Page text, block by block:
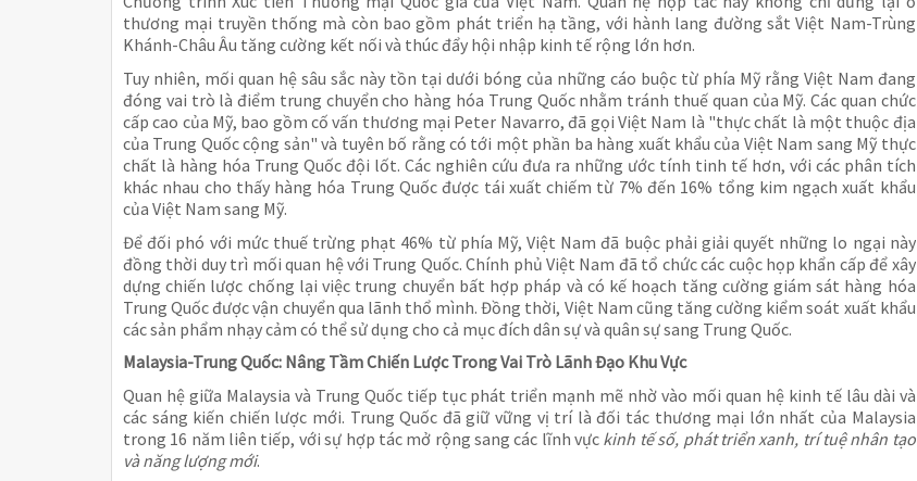
thương mại truyền thống mà còn bao gồm phát triển hạ tầng, với hành lang đường sắt Việt Nam-Trùng
Khánh-Châu Âu tăng cường kết nối và thúc đẩy hội nhập kinh tế rộng lớn hơn.
Tuy nhiên, mối quan hệ sâu sắc này tồn tại dưới bóng của những cáo buộc từ phía Mỹ rằng Việt Nam đang
đóng vai trò là điểm trung chuyển cho hàng hóa Trung Quốc nhằm tránh thuế quan của Mỹ. Các quan chức
cấp cao của Mỹ, bao gồm cố vấn thương mại Peter Navarro, đã gọi Việt Nam là "thực chất là một thuộc địa
của Trung Quốc cộng sản" và tuyên bố rằng có tới một phần ba hàng xuất khẩu của Việt Nam sang Mỹ thực
chất là hàng hóa Trung Quốc đội lốt. Các nghiên cứu đưa ra những ước tính tinh tế hơn, với các phân tích
khác nhau cho thấy hàng hóa Trung Quốc được tái xuất chiếm từ 7% đến 16% tổng kim ngạch xuất khẩu
của Việt Nam sang Mỹ.
Để đối phó với mức thuế trừng phạt 46% từ phía Mỹ, Việt Nam đã buộc phải giải quyết những lo ngại này
đồng thời duy trì mối quan hệ với Trung Quốc. Chính phủ Việt Nam đã tổ chức các cuộc họp khẩn cấp để xây
dựng chiến lược chống lại việc trung chuyển bất hợp pháp và có kế hoạch tăng cường giám sát hàng hóa
Trung Quốc được vận chuyển qua lãnh thổ mình. Đồng thời, Việt Nam cũng tăng cường kiểm soát xuất khẩu
các sản phẩm nhạy cảm có thể sử dụng cho cả mục đích dân sự và quân sự sang Trung Quốc.
Malaysia-Trung Quốc: Nâng Tầm Chiến Lược Trong Vai Trò Lãnh Đạo Khu Vực
Quan hệ giữa Malaysia và Trung Quốc tiếp tục phát triển mạnh mẽ nhờ vào mối quan hệ kinh tế lâu dài và
các sáng kiến chiến lược mới. Trung Quốc đã giữ vững vị trí là đối tác thương mại lớn nhất của Malaysia
trong 16 năm liên tiếp, với sự hợp tác mở rộng sang các lĩnh vực kinh tế số, phát triển xanh, trí tuệ nhân tạo
và năng lượng mới.